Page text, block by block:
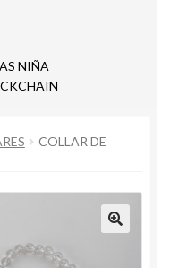
NIÑA
COLLAR DE